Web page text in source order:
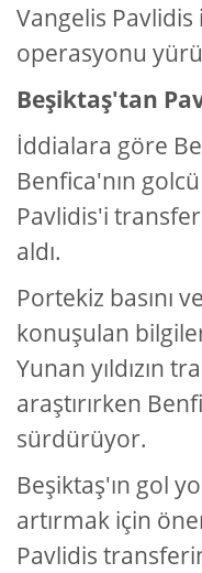
Vangelis
operasyonu
Beşiktaş'tan
İddialara göre
Benfica'nın
Pavlidis'i
aldı.
Portekiz basını
konuşulan
Yunan yıldızın
araştırırken
sürdürüyor.
Beşiktaş'ın gol
artırmak için
Pavlidis